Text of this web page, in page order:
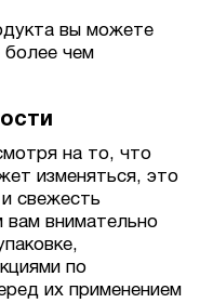
вы можете
более чем
на то, что
изменяться, это
и свежесть
внимательно
по
их применением